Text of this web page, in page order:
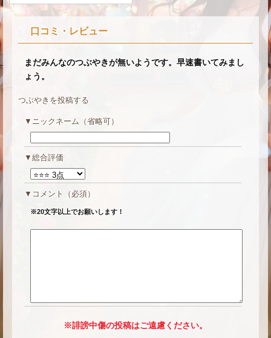
口コミ・レビュー
まだみんなのつぶやきが無いようです。早速書いてみまし
ょう。
つぶやきを投稿する
ニックネーム（省略可）
総合評価
コメント （必須）
※20文字以上でお願いします！
※誹謗中傷の投稿はご遠慮ください。